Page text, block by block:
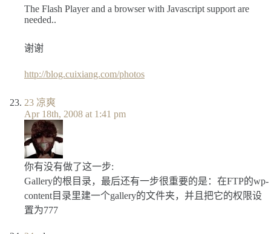
The Flash Player and a browser with Javascript support are
needed..
谢谢
http://blog.cuixiang.com/photos
23 凉爽
Apr 18th, 2008 at 1:41 pm
你有没有做了这一步:
Gallery的根目录，最后还有一步很重要的是：在FTP的wp-
content目录里建一个gallery的文件夹，并且把它的权限设
置为777